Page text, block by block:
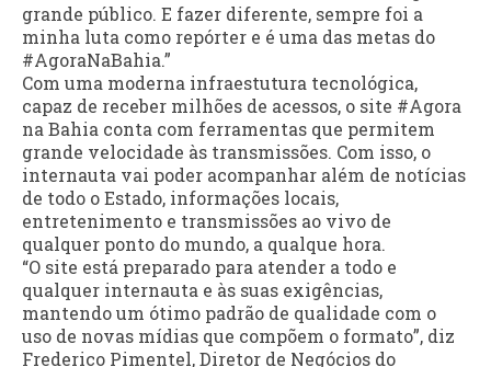
grande público. E fazer diferente, sempre foi a
minha luta como repórter e é uma das metas do
#AgoraNaBahia.”
Com uma moderna infraestutura tecnológica,
capaz de receber milhões de acessos, o site #Agora
na Bahia conta com ferramentas que permitem
grande velocidade às transmissões. Com isso, o
internauta vai poder acompanhar além de notícias
de todo o Estado, informações locais,
entretenimento e transmissões ao vivo de
qualquer ponto do mundo, a qualque hora.
“O site está preparado para atender a todo e
qualquer internauta e às suas exigências,
mantendo um ótimo padrão de qualidade com o
uso de novas mídias que compõem o formato”, diz
Frederico Pimentel, Diretor de Negócios do